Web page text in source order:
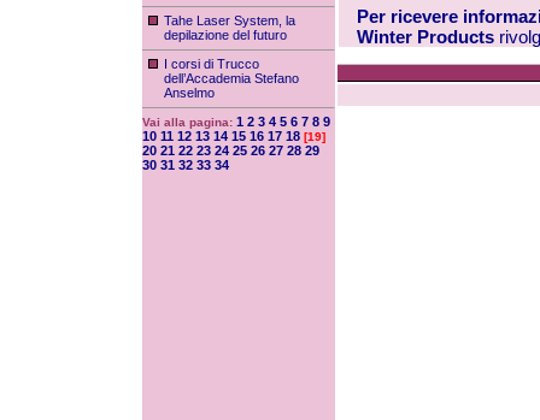
Tahe Laser System, la
depilazione del futuro
I corsi di Trucco
dell’Accademia Stefano
Anselmo
Vai alla pagina: 1 2 3 4 5 6 7 8 9
10 11 12 13 14 15 16 17 18 [19]
20 21 22 23 24 25 26 27 28 29
30 31 32 33 34
Per ricevere
Winter Products